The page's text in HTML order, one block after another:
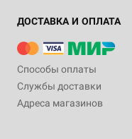
ДОСТАВКА И ОПЛАТА
Способы оплаты
Службы доставки
Адреса магазинов